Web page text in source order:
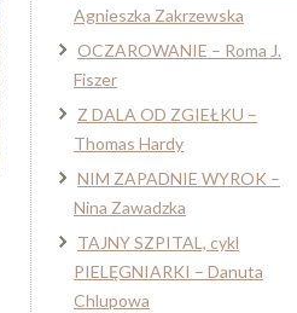
Agnieszka Zakrzewska
OCZAROWANIE – Roma J.
Fiszer
Z DALA OD ZGIEŁKU –
Thomas Hardy
NIM ZAPADNIE WYROK –
Nina Zawadzka
TAJNY SZPITAL, cykl
PIELĘGNIARKI – Danuta
Chlupowa